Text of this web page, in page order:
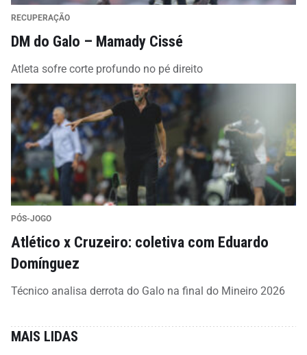
RECUPERAÇÃO
DM do Galo – Mamady Cissé
Atleta sofre corte profundo no pé direito
PÓS-JOGO
Atlético x Cruzeiro: coletiva com Eduardo
Domínguez
Técnico analisa derrota do Galo na final do Mineiro 2026
MAIS LIDAS